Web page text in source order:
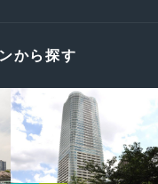
から探す